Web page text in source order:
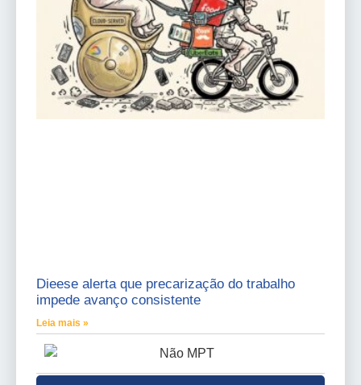
Dieese alerta que precarização do trabalho
impede avanço consistente
Leia mais »